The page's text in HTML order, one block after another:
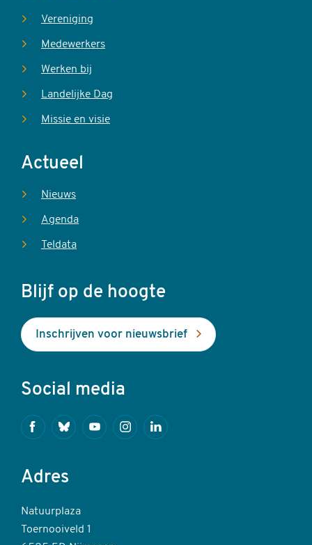
Vereniging
Medewerkers
Werken bij
Landelijke Dag
Missie en visie
Actueel
Nieuws
Agenda
Teldata
Blijf op de hoogte
Inschrijven voor nieuwsbrief
Social media
FacebookBlueskyYoutubeInstagramLinkedin
Adres
Natuurplaza
Toernooiveld 1